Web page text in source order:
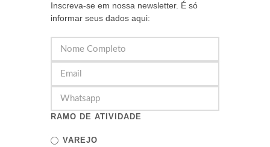
Inscreva-se em nossa newsletter. É só
informar seus dados aqui:
RAMO DE ATIVIDADE
VAREJO